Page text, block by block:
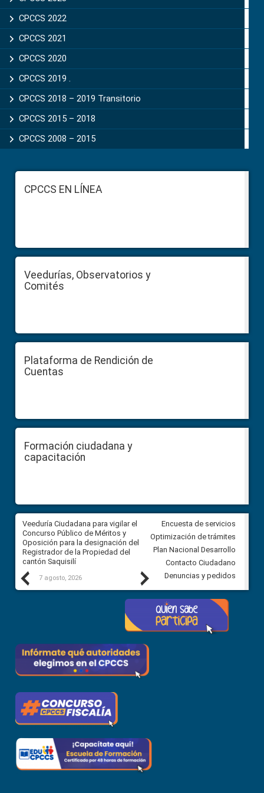
CPCCS 2022
CPCCS 2021
CPCCS 2020
CPCCS 2019 .
CPCCS 2018 – 2019 Transitorio
CPCCS 2015 – 2018
CPCCS 2008 – 2015
FooterCPCCS EN LÍNEA
Veedurías, Observatorios y
Comités
Plataforma de Rendición de
Cuentas
Formación ciudadana y
capacitación
Previous
Veeduría Ciudadana para vigilar el
Concurso Público de Méritos y
Oposición para la designación del
Registrador de la Propiedad del
cantón Saquisilí
7 agosto, 2026
Veeduría Ciudadana para
construcción del asfaltado de
Ballenita del cantón Santa
7 agosto, 2026
Next
Encuesta de servicios
Optimización de trámites
Plan Nacional Desarrollo
Contacto Ciudadano
Denuncias y pedidos